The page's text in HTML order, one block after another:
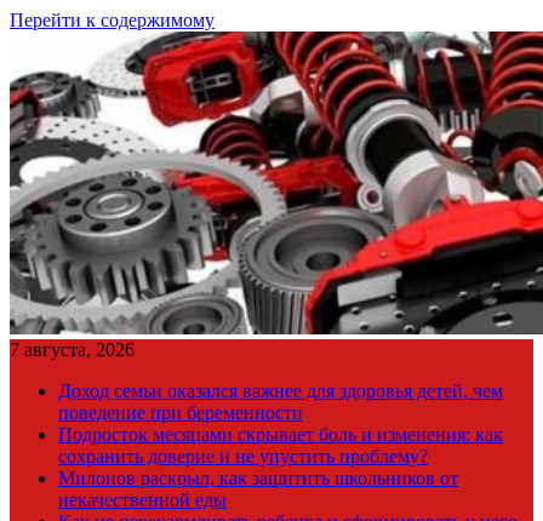
Перейти к содержимому
7 августа, 2026
Доход семьи оказался важнее для здоровья детей, чем
поведение при беременности
Подросток месяцами скрывает боль и изменения: как
сохранить доверие и не упустить проблему?
Милонов раскрыл, как защитить школьников от
некачественной еды